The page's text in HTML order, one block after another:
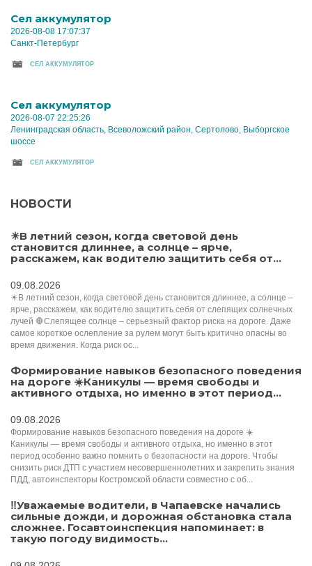
Cел аккумулятор
2026-08-08 17:07:37
Санкт-Петербург
CЕЛ АККУМУЛЯТОР
Cел аккумулятор
2026-08-07 22:25:26
Ленинградская область, Всеволожский район, Сертолово, Выборгское
шоссе
CЕЛ АККУМУЛЯТОР
НОВОСТИ
☀В летний сезон, когда световой день
становится длиннее, а солнце – ярче,
расскажем, как водителю защитить себя от...
09.08.2026
☀В летний сезон, когда световой день становится длиннее, а солнце –
ярче, расскажем, как водителю защитить себя от слепящих солнечных
лучей 🛑Слепящее солнце – серьезный фактор риска на дороге. Даже
самое короткое ослепление за рулем могут быть критично опасны во
время движения. Когда риск ос...
Формирование навыков безопасного поведения
на дороге ☀️Каникулы — время свободы и
активного отдыха, но именно в этот период...
09.08.2026
Формирование навыков безопасного поведения на дороге ☀️
Каникулы — время свободы и активного отдыха, но именно в этот
период особенно важно помнить о безопасности на дороге. Чтобы
снизить риск ДТП с участием несовершеннолетних и закрепить знания
ПДД, автоинспекторы Костромской области совместно с об...
‼️Уважаемые водители, в Чапаевске начались
сильные дожди, и дорожная обстановка стала
сложнее. Госавтоинспекция напоминает: в
такую погоду видимость...